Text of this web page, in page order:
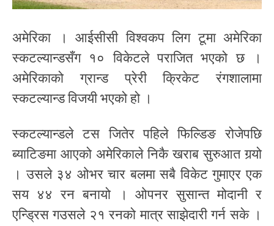
अमेरिका । आईसीसी विश्वकप लिग टूमा अमेरिका
स्कटल्यान्डसँग १० विकेटले पराजित भएको छ ।
अमेरिकाको ग्रान्ड प्रेरी क्रिकेट रंगशालामा
स्कटल्यान्ड विजयी भएको हो ।
स्कटल्यान्डले टस जितेर पहिले फिल्डिङ रोजेपछि
ब्याटिङमा आएको अमेरिकाले निकै खराब सुरुआत गर्‍यो
। उसले ३४ ओभर चार बलमा सबै विकेट गुमाएर एक
सय ४४ रन बनायो । ओपनर सुसान्त मोदानी र
एन्ड्रिस गउसले २१ रनको मात्र साझेदारी गर्न सके ।